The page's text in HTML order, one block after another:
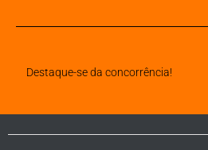
Destaque-se da concorrência!